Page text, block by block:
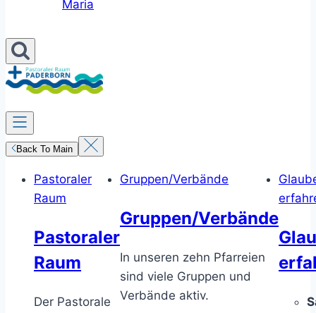
Maria
Back To Main
Pastoraler
Raum
Pastoraler
Raum
Der Pastorale
Gruppen/Verbände
Gruppen/Verbände
In unseren zehn Pfarreien
sind viele Gruppen und
Verbände aktiv.